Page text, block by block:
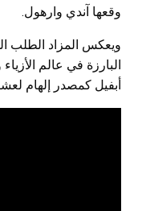
وقعها آندي وارهول.
ويعكس المزاد الطلب
البارزة في عالم
أبفيل كمصدر إلهام